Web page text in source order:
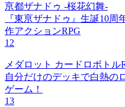
亰都ザナドゥ -桜花幻舞-
『東亰ザナドゥ』生誕10
作アクションRPG
12
メダロット カードロボトル
自分だけのデッキで白熱の
ゲーム！
13